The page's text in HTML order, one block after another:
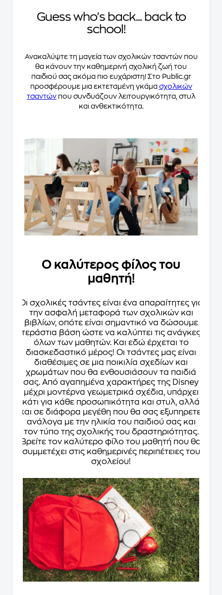
Guess who's back... back to
school!
Ανακαλύψτε τη μαγεία των σχολικών τσαντών που
θα κάνουν την καθημερινή σχολική ζωή του
παιδιού σας ακόμα πιο ευχάριστη! Στο Public.gr
προσφέρουμε μια εκτεταμένη γκάμα σχολικών
τσαντών που συνδυάζουν λειτουργικότητα, στυλ
και ανθεκτικότητα.
Ο καλύτερος φίλος του
μαθητή!
Οι σχολικές τσάντες είναι ένα απαραίτητες για
την ασφαλή μεταφορά των σχολικών και
βιβλίων, οπότε είναι σημαντικό να δώσουμε
τεράστια βάση ώστε να καλύπτει τις ανάγκες
όλων των μαθητών. Και εδώ έρχεται το
διασκεδαστικό μέρος! Οι τσάντες μας είναι
διαθέσιμες σε μια ποικιλία σχεδίων και
χρωμάτων που θα ενθουσιάσουν τα παιδιά
σας. Από αγαπημένα χαρακτήρες της Disney
μέχρι μοντέρνα γεωμετρικά σχέδια, υπάρχει
κάτι για κάθε προσωπικότητα και στυλ, αλλά
και σε διάφορα μεγέθη που θα σας εξυπηρετεί
ανάλογα με την ηλικία του παιδιού σας και
τον τύπο της σχολικής του δραστηριότητας.
Βρείτε τον καλύτερο φίλο του μαθητή που θα
συμμετέχει στις καθημερινές περιπέτειες του
σχολείου!